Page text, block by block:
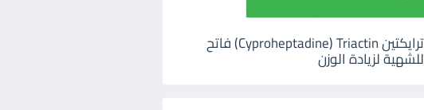
ترايكتين Cyproheptadine) Triactin) فاتح
للشهية لزيادة الوزن